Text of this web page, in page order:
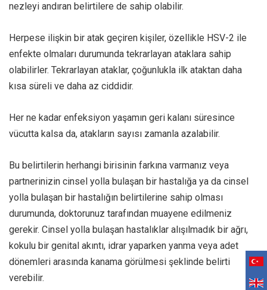
nezleyi andıran belirtilere de sahip olabilir.
Herpese ilişkin bir atak geçiren kişiler, özellikle HSV-2 ile
enfekte olmaları durumunda tekrarlayan ataklara sahip
olabilirler. Tekrarlayan ataklar, çoğunlukla ilk ataktan daha
kısa süreli ve daha az ciddidir.
Her ne kadar enfeksiyon yaşamın geri kalanı süresince
vücutta kalsa da, atakların sayısı zamanla azalabilir.
Bu belirtilerin herhangi birisinin farkına varmanız veya
partnerinizin cinsel yolla bulaşan bir hastalığa ya da cinsel
yolla bulaşan bir hastalığın belirtilerine sahip olması
durumunda, doktorunuz tarafından muayene edilmeniz
gerekir. Cinsel yolla bulaşan hastalıklar alışılmadık bir ağrı,
kokulu bir genital akıntı, idrar yaparken yanma veya adet
dönemleri arasında kanama görülmesi şeklinde belirti
verebilir.